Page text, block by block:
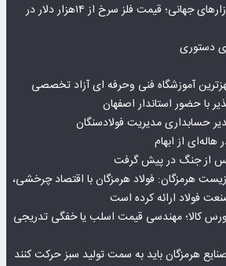
تداوم صعود مس در بازارهای جهانی؛ قیمت فلز سرخ از ۱۴هزار دلار در
دستوری
آموزشگاه فنی وحرفه ای آزاد تخصصی
با حضور استاندار اصفهان
حسابداری مدیریت فولادسنگان
از ابهام
پس از جنگ در پیش گرفت
هرمزگان: فولاد هرمزگان با اقتصاد چرخشی،
فولاد ارائه کرده است
جنجالی ۱۶۳۰۰ بورس کالا؛ مهندسی قیمت اسلب یا خفگی تدریجی
هرمزگان باید به سمت تولید سبز حرکت کنند